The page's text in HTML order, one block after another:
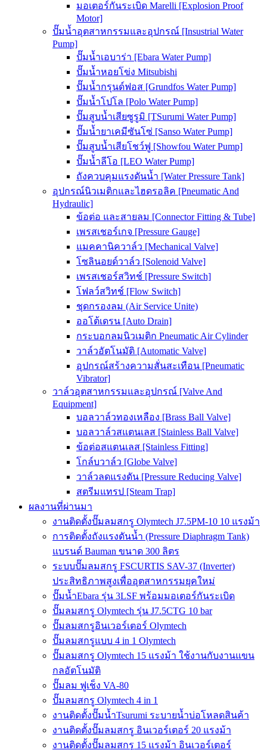
มอเตอร์กันระเบิด Marelli [Explosion Proof
Motor]
ปั๊มน้ำอุตสาหกรรมและอุปกรณ์ [Insustrial Water
Pump]
ปั๊มน้ำเอบาร่า [Ebara Water Pump]
ปั๊มน้ำหอยโข่ง Mitsubishi
ปั๊มน้ำกรุนด์ฟอส [Grundfos Water Pump]
ปั๊มน้ำโปโล [Polo Water Pump]
ปั๊มสูบน้ำเสียซูรูมิ [TSurumi Water Pump]
ปั๊มน้ำยาเคมีซันโซ่ [Sanso Water Pump]
ปั๊มสูบน้ำเสียโชว์ฟู [Showfou Water Pump]
ปั๊มน้ำลีโอ [LEO Water Pump]
ถังควบคุมแรงดันน้ำ [Water Pressure Tank]
อุปกรณ์นิวเมติกและไฮดรอลิค [Pneumatic And
Hydraulic]
ข้อต่อ และสายลม [Connector Fitting & Tube]
เพรสเชอร์เกจ [Pressure Gauge]
แมคคานิควาล์ว [Mechanical Valve]
โซลินอยด์วาล์ว [Solenoid Valve]
เพรสเชอร์สวิทช์ [Pressure Switch]
โฟลว์สวิทช์ [Flow Switch]
ชุดกรองลม (Air Service Unite)
ออโต้เดรน [Auto Drain]
กระบอกลมนิวเมติก Pneumatic Air Cylinder
วาล์วอัตโนมัติ [Automatic Valve]
อุปกรณ์สร้างความสั่นสะเทือน [Pneumatic
Vibrator]
วาล์วอุตสาหกรรมและอุปกรณ์ [Valve And
Equipment]
บอลวาล์วทองเหลือง [Brass Ball Valve]
บอลวาล์วสแตนเลส [Stainless Ball Valve]
ข้อต่อสแตนเลส [Stainless Fitting]
โกล์บวาล์ว [Globe Valve]
วาล์วลดแรงดัน [Pressure Reducing Valve]
สตรีมแทรป [Steam Trap]
ผลงานที่ผ่านมา
งานติดตั้งปั๊มลมสกรู Olymtech J7.5PM-10 10 แรงม้า
การติดตั้งถังแรงดันน้ำ (Pressure Diaphragm Tank)
แบรนด์ Bauman ขนาด 300 ลิตร
ระบบปั๊มลมสกรู FSCURTIS SAV-37 (Inverter)
ประสิทธิภาพสูงเพื่ออุตสาหกรรมยุคใหม่
ปั๊มน้ำEbara รุ่น 3LSF พร้อมมอเตอร์กันระเบิด
ปั๊มลมสกรู Olymtech รุ่น J7.5CTG 10 bar
ปั๊มลมสกรูอินเวอร์เตอร์ Olymtech
ปั๊มลมสกรูแบบ 4 in 1 Olymtech
ปั๊มลมสกรู Olymtech 15 แรงม้า ใช้งานกับงานแขน
กลอัตโนมัติ
ปั๊มลม ฟูเช็ง VA-80
ปั๊มลมสกรู Olymtech 4 in 1
งานติดตั้งปั๊มน้ำTsurumi ระบายน้ำบ่อโหลดสินค้า
งานติดตั้งปั๊มลมสกรู อินเวอร์เตอร์ 20 แรงม้า
งานติดตั้งปั๊มลมสกรู 15 แรงม้า อินเวอร์เตอร์